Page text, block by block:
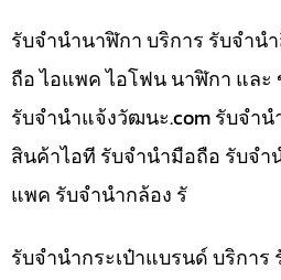
รับจำนำนาฬิกา บริการ รับจำน
ถือ ไอแพค ไอโฟน นาฬิกา และ
รับจํานําแจ้งวัฒนะ.com รับจำ
สินค้าไอที รับจำนำมือถือ รับจำ
แพค รับจำนำกล้อง รั
รับจำนำกระเป๋าแบรนด์ บริกา